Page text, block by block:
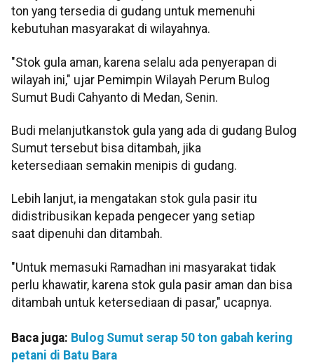
ton yang tersedia di gudang untuk memenuhi
kebutuhan masyarakat di wilayahnya.
"Stok gula aman, karena selalu ada penyerapan di
wilayah ini," ujar Pemimpin Wilayah Perum Bulog
Sumut Budi Cahyanto di Medan, Senin.
Budi melanjutkanstok gula yang ada di gudang Bulog
Sumut tersebut bisa ditambah, jika
ketersediaan semakin menipis di gudang.
Lebih lanjut, ia mengatakan stok gula pasir itu
didistribusikan kepada pengecer yang setiap
saat dipenuhi dan ditambah.
"Untuk memasuki Ramadhan ini masyarakat tidak
perlu khawatir, karena stok gula pasir aman dan bisa
ditambah untuk ketersediaan di pasar," ucapnya.
Baca juga: Bulog Sumut serap 50 ton gabah kering
petani di Batu Bara